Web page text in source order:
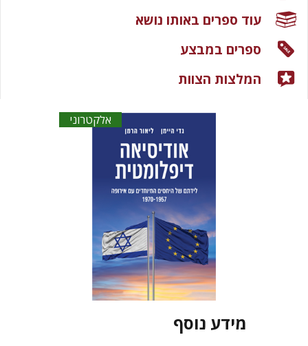
אלקטרוני
מידע נוסף
עוד ספרים באותו נושא
ספרים במבצע
המלצות הצוות